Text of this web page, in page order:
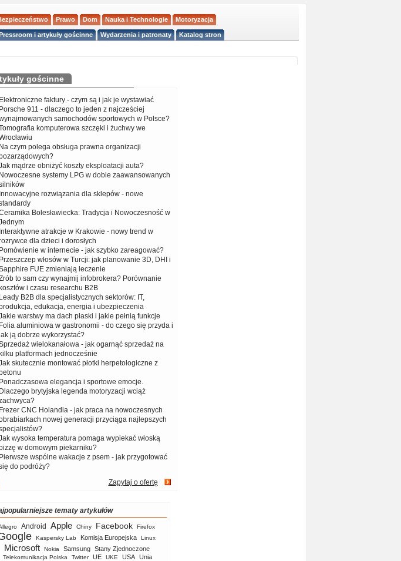
Prawo Dom Nauka i Technologie Motoryzacja
i artykuły gościnne Wydarzenia i patronaty Katalog stron
gościnne
Elektroniczne faktury - czym są i jak je wystawiać
Porsche 911 - dlaczego to jeden z najcześciej
samochodów sportowych w Polsce?
komputerowa szczęki i żuchwy we
Na czym polega obsługa prawna organizacji
mądrze obniżyć koszty eksploatacji auta?
Nowoczesne systemy LPG w dobie zaawansowanych
Innowacyjne rozwiązania dla sklepów - nowe
Bolesławiecka: Tradycja i Nowoczesność w
Interaktywne atrakcje w Krakowie - nowy trend w
dla dzieci i dorosłych
Pomówienie w internecie - jak szybko zareagować?
Przeszczep włosów w Turcji: jak planowanie 3D, DHI i
FUE zmieniają leczenie
to sam czy wynajmij infobrokera? Porównanie
kosztów i czasu researchu B2B
Leady B2B dla specjalistycznych sektorów: IT,
edukacja, energia i ubezpieczenia
warstwy ma dach płaski i jakie pełnią funkcje
Folia aluminiowa w gastronomii - do czego się przyda i
ją dobrze wykorzystać?
wielokanałowa - jak ogarnąć sprzedaż na
kilku platformach jednocześnie
skutecznie montować płotki herpetologiczne z
betonu
Ponadczasowa elegancja i sportowe emocje.
Dlaczego brytyjska legenda motoryzacji wciąż
Frezer CNC Holandia - jak praca na nowoczesnych
nowej generacji przyciąga najlepszych
wysoka temperatura pomaga wypiekać włoską
w domowym piekarniku?
Pierwsze wspólne wakacje z psem - jak przygotować
do podróży?
Zapytaj o ofertę
tematy artykułów
Android Apple Chiny Facebook Firefox
Kaspersky Lab Komisja Europejska Linux
Microsoft Nokia Samsung Stany Zjednoczone
Telekomunikacja Polska Twitter UE UKE USA
Unia